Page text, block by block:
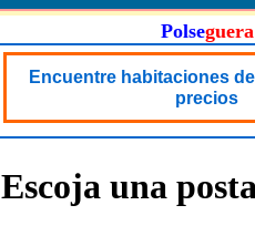
Polseguera
Encuentre habitaciones
precios
Escoja una